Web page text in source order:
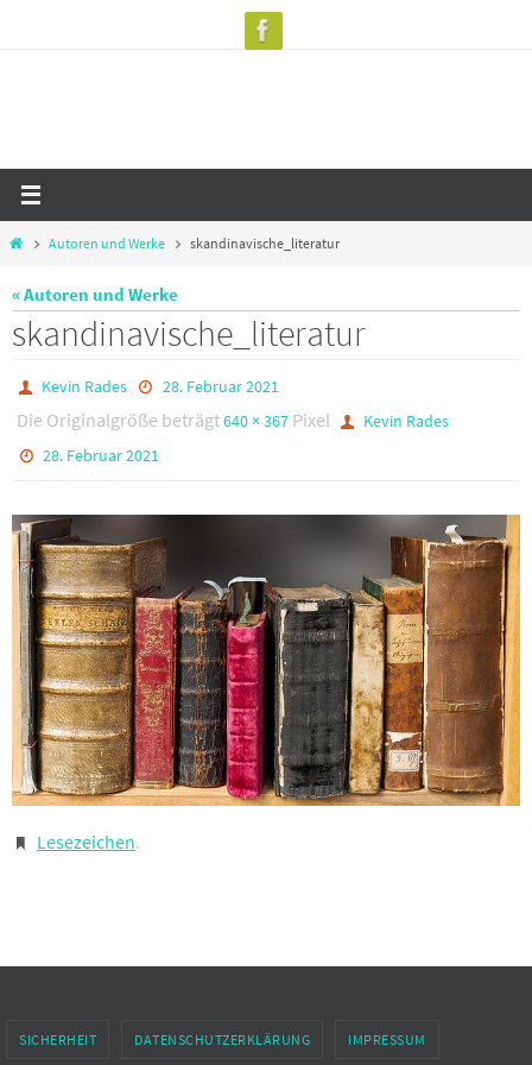
StartAutoren und Werke skandinavische_literatur
« Autoren und Werke
skandinavische_literatur
Kevin Rades 28. Februar 2021
Die Originalgröße beträgt640 × 367 Pixel
Kevin Rades
28. Februar 2021
Lesezeichen.
SICHERHEIT DATENSCHUTZERKLÄRUNG IMPRESSUM